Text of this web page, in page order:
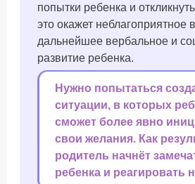
попытки ребенка и
это окажет неблагоприятное
дальнейшее вербальное и
развитие ребенка.
Нужно попытаться
ситуации, в которых
сможет более явно
свои желания. Как
родитель начнёт
ребенка и реагировать